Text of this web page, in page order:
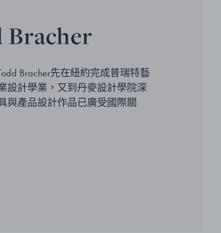
Bracher
Bracher先在紐約完成普瑞特藝
設計學業，又到丹麥設計學院深
與產品設計作品已廣受國際關